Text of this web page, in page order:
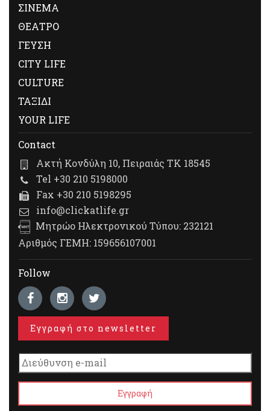
ΣΙΝΕΜΑ
ΘΕΑΤΡΟ
ΓΕΥΣΗ
CITY LIFE
CULTURE
ΤΑΞΙΔΙ
YOUR LIFE
Contact
Ακτή Κονδύλη 10, Πειραιάς ΤΚ 18545
Tel +30 210 5198000
Fax +30 210 5198295
info@clickatlife.gr
Μητρώο Ηλεκτρονικού Τύπου: 232121
Αριθμός ΓΕΜΗ: 159656107001
Follow
Εγγραφή στο newsletter